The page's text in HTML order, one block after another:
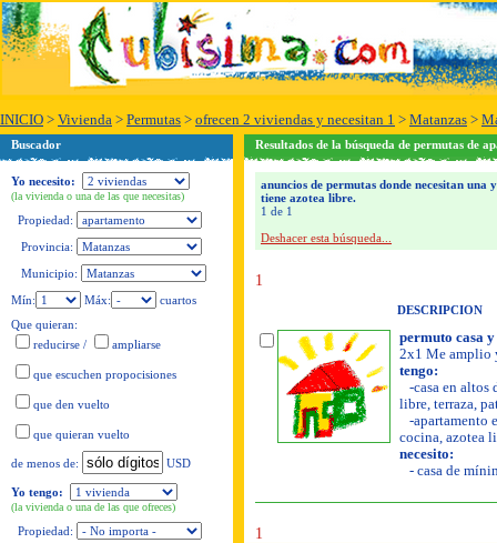
INICIO > Vivienda > Permutas > ofrecen 2 viviendas y necesitan 1 > Matanzas >
Buscador
Yo necesito:
(la vivienda o una de las que necesitas)
Propiedad:
Provincia:
Municipio:
Mín:
Máx:
cuartos
Que quieran:
reducirse / ampliarse
que escuchen propocisiones
que den vuelto
que quieran vuelto
de menos de: USD
Yo tengo:
(la vivienda o una de las que ofreces)
Propiedad:
Resultados de la búsqueda de permutas de
anuncios de permutas donde necesitan
tiene azotea libre.
1 de 1
Deshacer esta búsqueda...
1
DESCRIPCION
permuto casa y
2x1 Me amplio
tengo:
-casa en altos
libre, terraza,
-apartamento
cocina, azotea
necesito:
- casa de
1